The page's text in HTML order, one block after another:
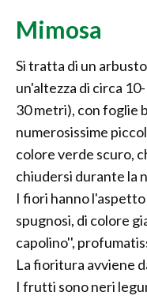
Mimosa
Si tratta di un
un'altezza di circa
30 metri), con foglie
numerosissime
colore verde scuro,
chiudersi durante la
I fiori hanno
spugnosi, di colore
capolino'',
La fioritura avviene
I frutti sono neri